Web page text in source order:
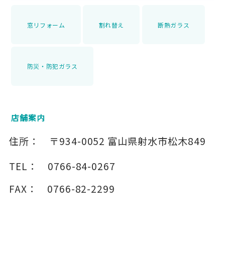
窓リフォーム 割れ替え 断熱ガラス
防災・防犯ガラス
店舗案内
住所： 〒934-0052 富山県射水市松木849
TEL：
0766-84-0267
FAX：
0766-82-2299